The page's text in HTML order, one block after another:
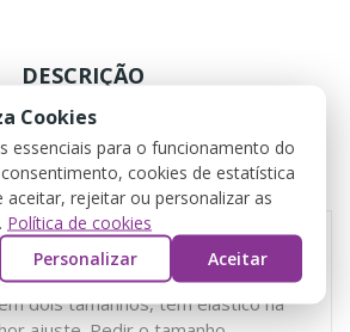
DESCRIÇÃO
DO PRODUTO
COMENTÁRIOS
dois tamanhos, tem elástico na
Cookies
essenciais para o funcionamento do
cookies de estatística
aceitar, rejeitar ou personalizar as
Política de cookies
Personalizar Aceitar